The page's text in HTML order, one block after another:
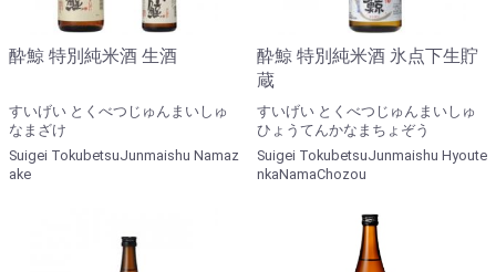
酔鯨 特別純米酒 生酒
すいげい とくべつじゅんまいしゅ
なまざけ
Suigei TokubetsuJunmaishu Namaz
ake
酔鯨 特別純米酒 氷点下生貯
蔵
すいげい とくべつじゅんまいしゅ
ひょうてんかなまちょぞう
Suigei TokubetsuJunmaishu Hyoute
nkaNamaChozou